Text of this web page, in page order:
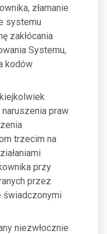
złamanie
systemu
zakłócania
Systemu,
kodów
praw
trzecim na
przy
przez
świadczonymi
niezwłocznie